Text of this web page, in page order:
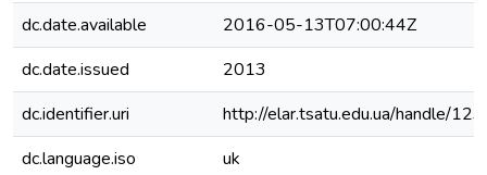
dc.date.available
2016-05-13T07:00:44Z
dc.date.issued
2013
dc.identifier.uri
http://elar.tsatu.edu.ua/handle/
dc.language.iso
uk